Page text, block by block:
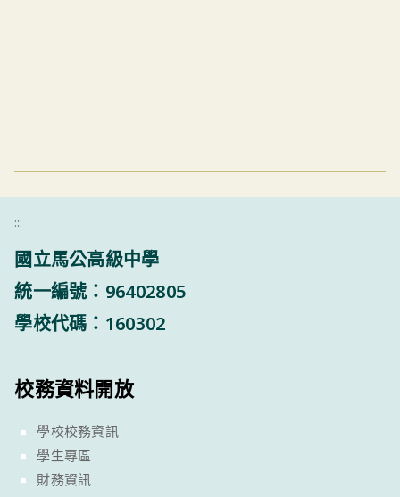
:::
國立馬公高級中學
統一編號：96402805
學校代碼：160302
校務資料開放
學校校務資訊
學生專區
財務資訊